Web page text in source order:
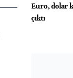
Euro, dolar
çıktı